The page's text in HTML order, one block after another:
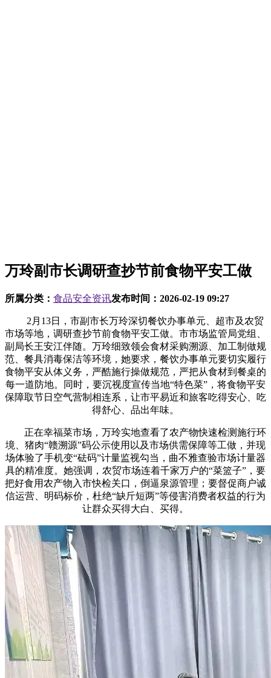
万玲副市长调研查抄节前食物平安工做
所属分类： 食品安全资讯发布时间： 2026-02-19 09:27
2月13日，市副市长万玲深切餐饮办事单元、超市及农贸
市场等地，调研查抄节前食物平安工做。市市场监管局党组、
副局长王安江伴随。万玲细致领会食材采购溯源、加工制做规
范、餐具消毒保洁等环境，她要求，餐饮办事单元要切实履行
食物平安从体义务，严酷施行操做规范，严把从食材到餐桌的
每一道防地。同时，要沉视度宣传当地“特色菜”，将食物平安
保障取节日空气营制相连系，让市平易近和旅客吃得安心、吃
得舒心、品出年味。
正在幸福菜市场，万玲实地查看了农产物快速检测施行环
境、猪肉“赣溯源”码公示使用以及市场供需保障等工做，并现
场体验了手机变“砝码”计量监视勾当，曲不雅查验市场计量器
具的精准度。她强调，农贸市场连着千家万户的“菜篮子”，要
把好食用农产物入市快检关口，倒逼泉源管理；要督促商户诚
信运营、明码标价，杜绝“缺斤短两”等侵害消费者权益的行为
让群众买得大白、买得。